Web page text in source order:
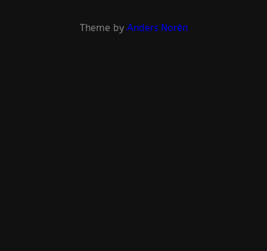
Theme by Anders Norén